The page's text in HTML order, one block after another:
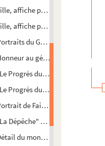
affiche pour l'inauguration
affiche pour l'inauguration
du Général Faidherbe en
au général Faidherbe,
Progrès du Nord", édition
Progrès du Nord", édition
de Faidherbe
Dépêche" d'octobre 1896,
du monument de Lille : la